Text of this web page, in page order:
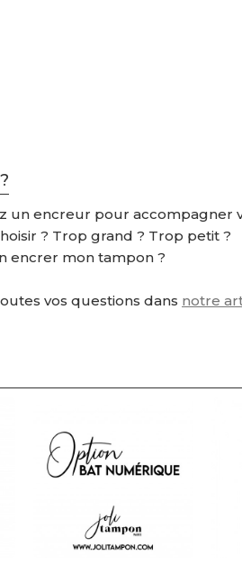
un encreur pour accompagner
? Trop grand ? Trop petit ?
encrer mon tampon ?
vos questions dans notre